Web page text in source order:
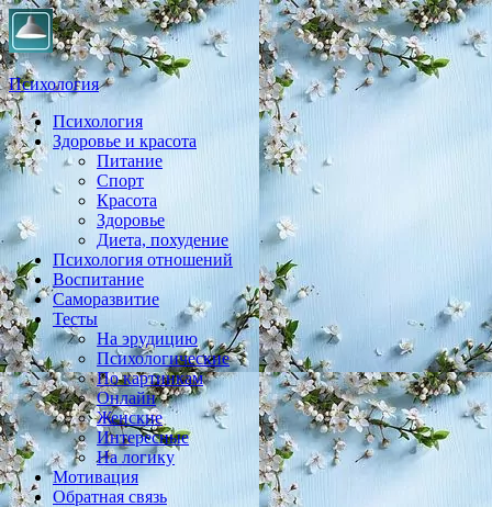
Психология
Практическая психология, личностный рост, экология,
здоровье, воспитание,
Психология
Здоровье и красота
Питание
Спорт
Красота
Здоровье
Диета, похудение
Психология отношений
Воспитание
Саморазвитие
Тесты
На эрудицию
Психологические
По картинкам
Онлайн
Женские
Интересные
На логику
Мотивация
Обратная связь